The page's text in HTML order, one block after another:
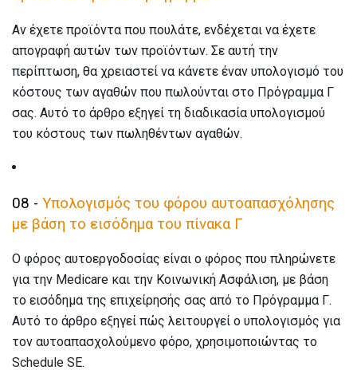
Αν έχετε προϊόντα που πουλάτε, ενδέχεται να έχετε
απογραφή αυτών των προϊόντων. Σε αυτή την
περίπτωση, θα χρειαστεί να κάνετε έναν υπολογισμό του
κόστους των αγαθών που πωλούνται στο Πρόγραμμα Γ
σας. Αυτό το άρθρο εξηγεί τη διαδικασία υπολογισμού
του κόστους των πωληθέντων αγαθών.
08 - Υπολογισμός του φόρου αυτοαπασχόλησης
με βάση το εισόδημα του πίνακα Γ
Ο φόρος αυτοεργοδοσίας είναι ο φόρος που πληρώνετε
για την Medicare και την Κοινωνική Ασφάλιση, με βάση
το εισόδημα της επιχείρησής σας από το Πρόγραμμα Γ.
Αυτό το άρθρο εξηγεί πώς λειτουργεί ο υπολογισμός για
τον αυτοαπασχολούμενο φόρο, χρησιμοποιώντας το
Schedule SE.